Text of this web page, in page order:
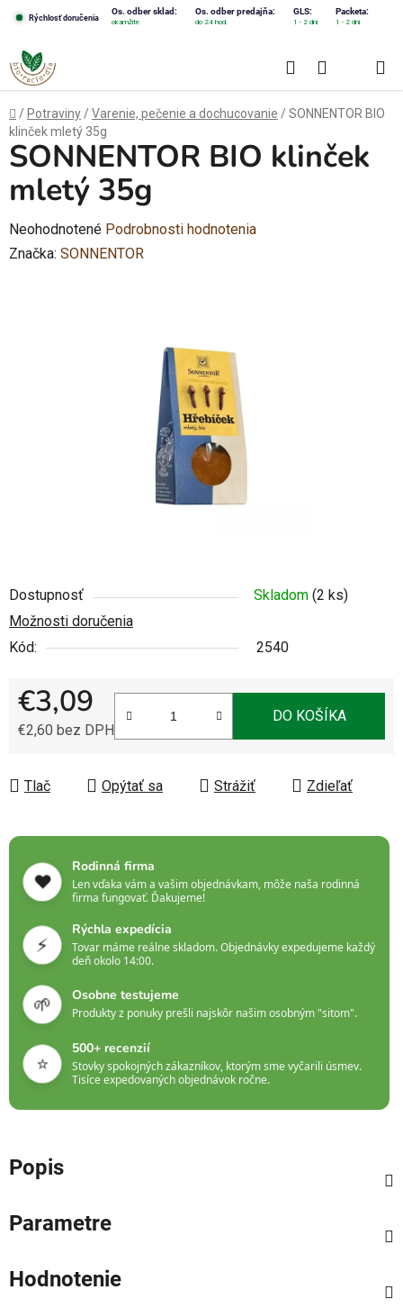
obsah
Rýchlosť doručenia
Os. odber sklad: Os. odber predajňa: GLS: Packeta:
okamžite do 24 hod. 1 - 2 dni 1 - 2 dni
Hľadať
KOŠÍK
Domov
/ Potraviny /Varenie, pečenie a dochucovanie /SONNENTOR BIO
klinček mletý 35g
Dostupnosť Skladom (2 ks)
Možnosti doručenia
Kód:
2540
€3,09
€2,60 bez DPH
DO KOŠÍKA
Tlač Opýtať sa Strážiť Zdieľať
SONNENTOR BIO klinček
mletý 35g
Priemerné
hodnotenie
Neohodnotené Podrobnosti hodnotenia
Značka: SONNENTOR
❤️
Rodinná firma
Len vďaka vám a vašim objednávkam, môže naša rodinná
firma fungovať. Ďakujeme!
⚡
Rýchla expedícia
Tovar máme reálne skladom. Objednávky expedujeme každý
deň okolo 14:00.
🌱 Osobne testujeme
Produkty z ponuky prešli najskôr našim osobným "sitom".
⭐
500+ recenzií
Stovky spokojných zákazníkov, ktorým sme vyčarili úsmev.
Tisíce expedovaných objednávok ročne.
Popis
Parametre
Hodnotenie